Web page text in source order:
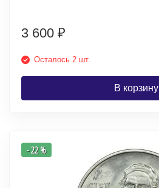
3 600 ₽
Осталось 2 шт.
В корзину
- 22 %